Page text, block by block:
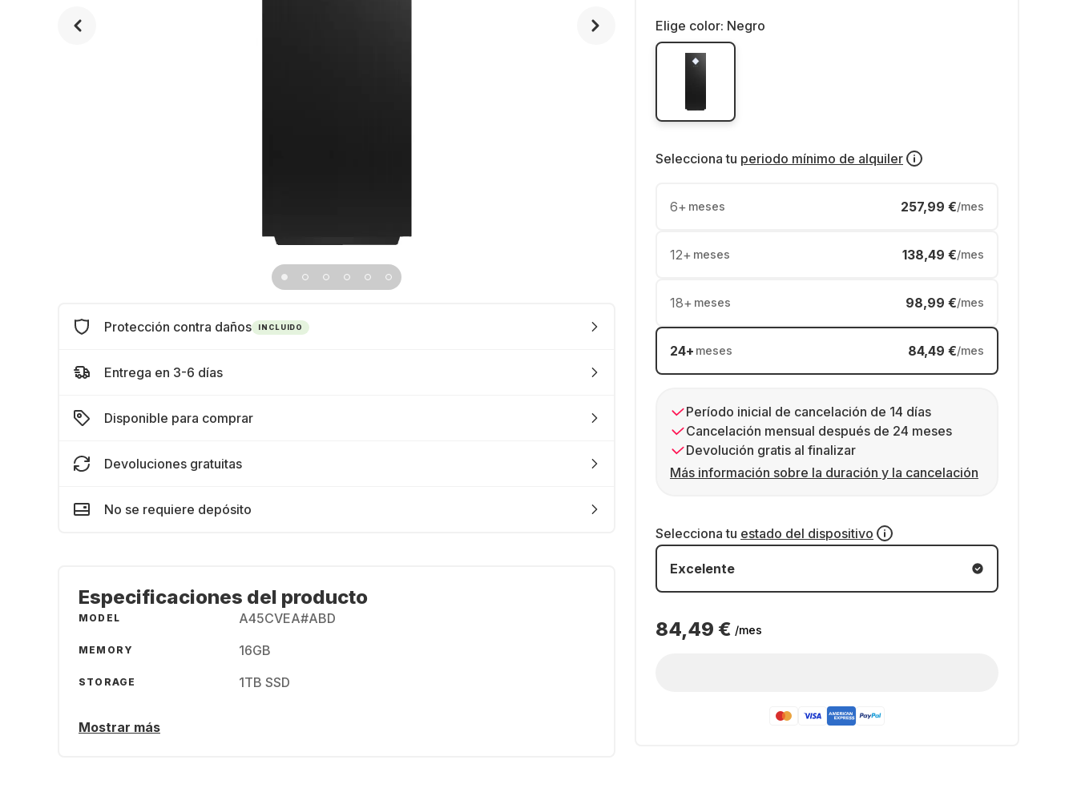
Elige color: Negro
Selecciona tu periodo mínimo de alquiler
6+ meses 257,99 €/mes
12+ meses 138,49 €/mes
18+ meses 98,99 €/mes
24+ meses 84,49 €/mes
Período inicial de cancelación de 14 días
Cancelación mensual después de 24 meses
Devolución gratis al finalizar
Más información sobre la duración y la cancelación
Selecciona tu estado del dispositivo
Excelente
84,49 € /mes
Protección contra daños INCLUIDO
Entrega en 3-6 días
Disponible para comprar
Devoluciones gratuitas
No se requiere depósito
Especificaciones del producto
MODEL A45CVEA#ABD
MEMORY 16GB
STORAGE 1TB SSD
Mostrar más